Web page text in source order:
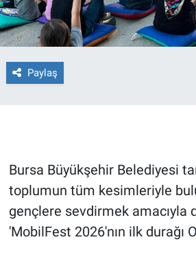
Paylaş
Bursa Büyükşehir Belediyesi
toplumun tüm kesimleriyle
gençlere sevdirmek amacıyla
'MobilFest 2026'nın ilk durağı